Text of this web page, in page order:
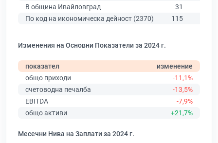
В община Ивайловград
31
По код на икономическа дейност (2370)
115
Изменения на Основни Показатели за 2024 г.
показател
изменение
общо приходи
-11,1%
счетоводна печалба
-13,5%
EBITDA
-7,9%
общо активи
+21,7%
Месечни Нива на Заплати за 2024 г.